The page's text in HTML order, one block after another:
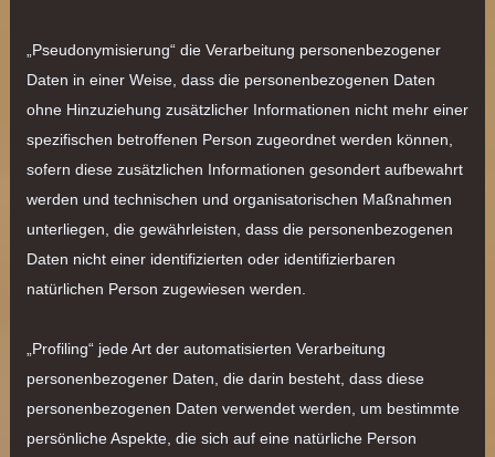
„Pseudonymisierung“ die Verarbeitung personenbezogener
Daten in einer Weise, dass die personenbezogenen Daten
ohne Hinzuziehung zusätzlicher Informationen nicht mehr einer
spezifischen betroffenen Person zugeordnet werden können,
sofern diese zusätzlichen Informationen gesondert aufbewahrt
werden und technischen und organisatorischen Maßnahmen
unterliegen, die gewährleisten, dass die personenbezogenen
Daten nicht einer identifizierten oder identifizierbaren
natürlichen Person zugewiesen werden.
„Profiling“ jede Art der automatisierten Verarbeitung
personenbezogener Daten, die darin besteht, dass diese
personenbezogenen Daten verwendet werden, um bestimmte
persönliche Aspekte, die sich auf eine natürliche Person